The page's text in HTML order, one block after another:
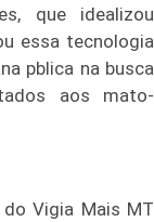
que idealizou
essa tecnologia
pblica na busca
aos mato-
Vigia Mais MT